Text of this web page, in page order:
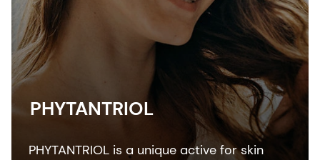
PHYTANTRIOL
PHYTANTRIOL is a unique active for skin